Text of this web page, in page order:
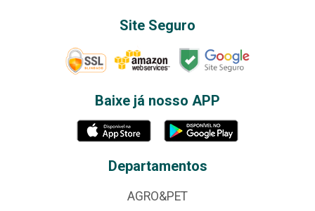
Site Seguro
Baixe já nosso APP
Departamentos
AGRO&PET